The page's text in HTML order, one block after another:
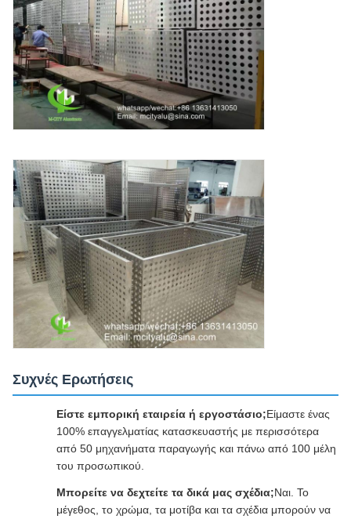
Συχνές Ερωτήσεις
Είστε εμπορική εταιρεία ή εργοστάσιο;Είμαστε ένας
100% επαγγελματίας κατασκευαστής με περισσότερα
από 50 μηχανήματα παραγωγής και πάνω από 100 μέλη
του προσωπικού.
Μπορείτε να δεχτείτε τα δικά μας σχέδια;Ναι. Το
μέγεθος, το χρώμα, τα μοτίβα και τα σχέδια μπορούν να